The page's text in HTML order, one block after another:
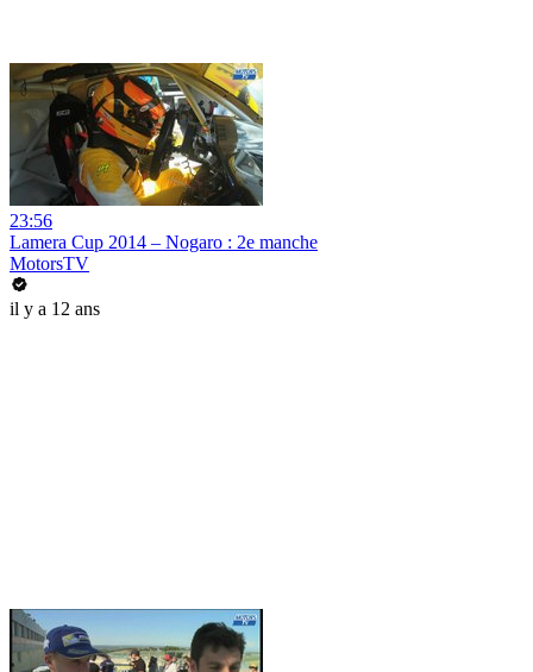
23:56
Lamera Cup 2014 – Nogaro : 2e manche
MotorsTV
il y a 12 ans